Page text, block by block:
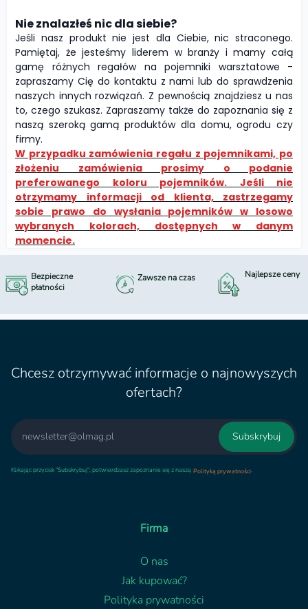
Nie znalazłeś nic dla siebie?
Jeśli nasz produkt nie jest dla Ciebie, nic straconego.
Pamiętaj, że jesteśmy liderem w branży i mamy całą
gamę różnych regałów na pojemniki warsztatowe -
zapraszamy Cię do kontaktu z nami lub do sprawdzenia
naszych innych rozwiązań. Z pewnością znajdziesz u nas
to, czego szukasz. Zapraszamy także do zapoznania się z
naszą szeroką gamą produktów dla domu, ogrodu czy
firmy.
W przypadku zamówienia regału z pojemnikami, po
złożeniu zamówienia prosimy o podanie
preferowanego koloru pojemników. Jeśli nie
otrzymamy informacji od klienta, zastrzegamy
sobie prawo do wysłania pojemników w losowo
wybranych kolorach, dostępnych w danym
momencie.
Bezpieczne
płatności
Zawsze na czas Najlepsze ceny
Chcesz otrzymywać informacje o najnowyszych
ofertach?
Email
Subskrybuj
Klikając przycisk "Subskrybuj", potwierdzasz zapoznanie się z naszą Polityką prywatności.
Firma
O nas
Jak kupować?
Polityka prywatności